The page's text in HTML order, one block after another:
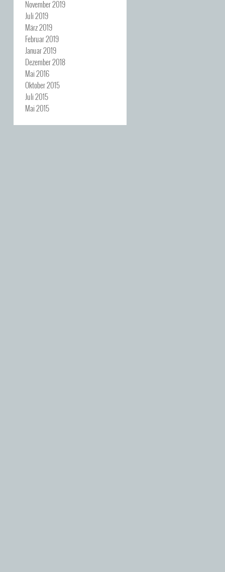
November 2019
Juli 2019
März 2019
Februar 2019
Januar 2019
Dezember 2018
Mai 2016
Oktober 2015
Juli 2015
Mai 2015